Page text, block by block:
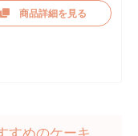
商品詳細を見る
すめのケーキ